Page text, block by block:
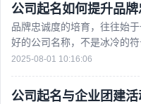
公司起名如何提升品
品牌忠诚度的培育，往往始
好的公司名称，不是冰冷的
起点，是品牌价值观的无声
2025-08-01 10:16:06
公司起名与企业团建